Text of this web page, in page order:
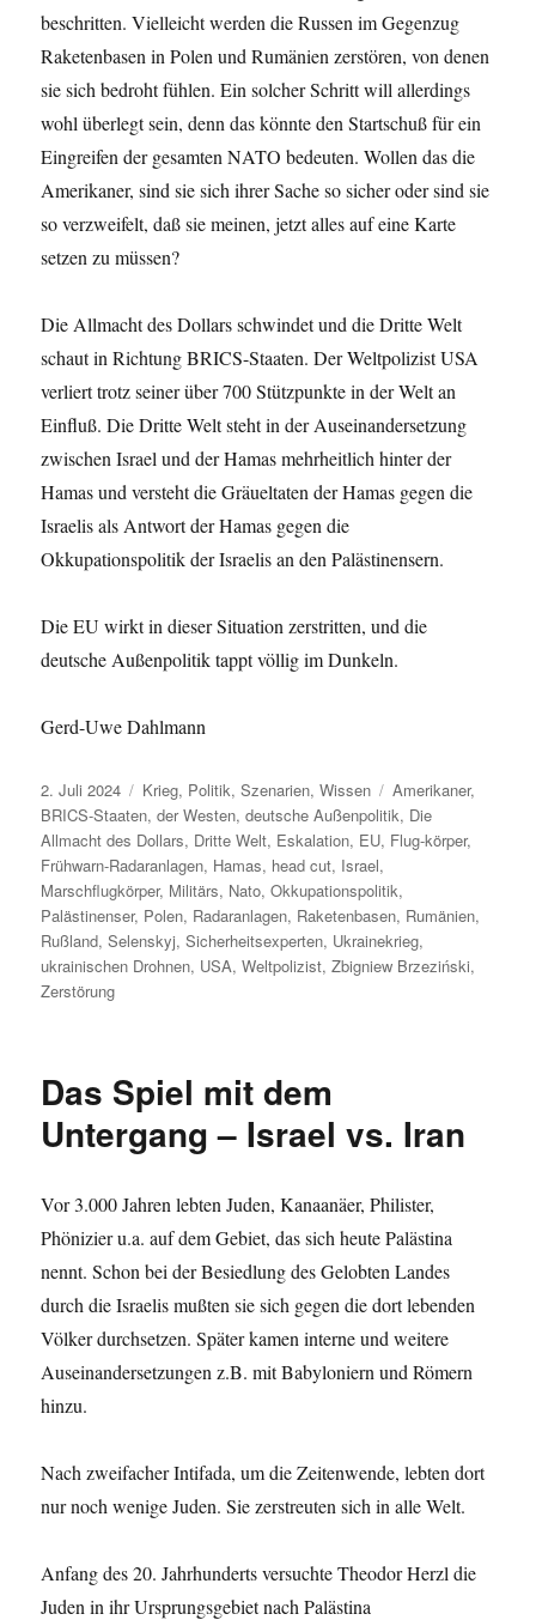
beschritten. Vielleicht werden die Russen im Gegenzug
Raketenbasen in Polen und Rumänien zerstören, von denen
sie sich bedroht fühlen. Ein solcher Schritt will allerdings
wohl überlegt sein, denn das könnte den Startschuß für ein
Eingreifen der gesamten NATO bedeuten. Wollen das die
Amerikaner, sind sie sich ihrer Sache so sicher oder sind sie
so verzweifelt, daß sie meinen, jetzt alles auf eine Karte
setzen zu müssen?
Die Allmacht des Dollars schwindet und die Dritte Welt
schaut in Richtung BRICS-Staaten. Der Weltpolizist USA
verliert trotz seiner über 700 Stützpunkte in der Welt an
Einfluß. Die Dritte Welt steht in der Auseinandersetzung
zwischen Israel und der Hamas mehrheitlich hinter der
Hamas und versteht die Gräueltaten der Hamas gegen die
Israelis als Antwort der Hamas gegen die
Okkupationspolitik der Israelis an den Palästinensern.
Die EU wirkt in dieser Situation zerstritten, und die
deutsche Außenpolitik tappt völlig im Dunkeln.
Gerd-Uwe Dahlmann
Veröffentlicht
am
2. Juli 2024 Kategorien
Krieg, Politik,Szenarien,Wissen Schlagwörter
Amerikaner,
BRICS-Staaten,der Westen,deutsche Außenpolitik, Die
Allmacht des Dollars, Dritte Welt, Eskalation, EU, Flug-körper,
Frühwarn-Radaranlagen, Hamas, head cut, Israel,
Marschflugkörper, Militärs, Nato,Okkupationspolitik,
Palästinenser, Polen, Radaranlagen, Raketenbasen, Rumänien,
Rußland,Selenskyj,Sicherheitsexperten, Ukrainekrieg,
ukrainischen Drohnen, USA,Weltpolizist,Zbigniew Brzeziński,
Zerstörung
Das Spiel mit dem
Untergang – Israel vs. Iran
Vor 3.000 Jahren lebten Juden, Kanaanäer, Philister,
Phönizier u.a. auf dem Gebiet, das sich heute Palästina
nennt. Schon bei der Besiedlung des Gelobten Landes
durch die Israelis mußten sie sich gegen die dort lebenden
Völker durchsetzen. Später kamen interne und weitere
Auseinandersetzungen z.B. mit Babyloniern und Römern
hinzu.
Nach zweifacher Intifada, um die Zeitenwende, lebten dort
nur noch wenige Juden. Sie zerstreuten sich in alle Welt.
Anfang des 20. Jahrhunderts versuchte Theodor Herzl die
Juden in ihr Ursprungsgebiet nach Palästina